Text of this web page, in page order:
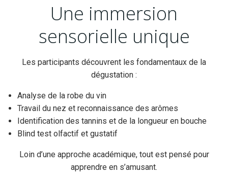
Une immersion
sensorielle unique
Les participants découvrent les fondamentaux de la
dégustation :
Analyse de la robe du vin
Travail du nez et reconnaissance des arômes
Identification des tannins et de la longueur en bouche
Blind test olfactif et gustatif
Loin d’une approche académique, tout est pensé pour
apprendre en s’amusant.